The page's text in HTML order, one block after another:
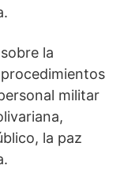
la
militar
la paz